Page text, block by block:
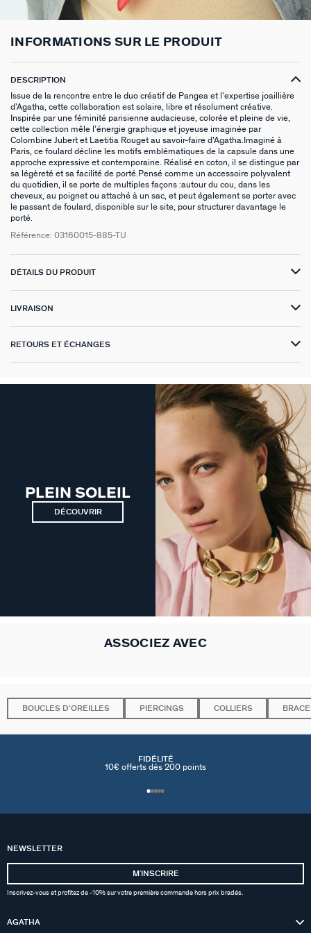
SET DE 3
BOUCLES D'OREILLES ARGENTÉES
BOUCLES D'OREILLES DORÉES
EARCUFFS
COLLIERS DORÉS
COLLIERS ARGENTÉS
COLLIERS À COMPOSER
MONTRES
CHAÎNES DE CHEVILLE
BRACELETS DORÉS
BRACELETS ARGENTÉS
BOUCLES D'OREILLES COMPATIBLES
BRACELETS COMPATIBLES
COLLIERS COMPATIBLES
NOS LOOKS
PIERCINGS ARGENTÉS
NOS LOOKS
BIJOUX À COMPOSER
BRELOQUES ZODIAQUES
CADEAUX EN ARGENT VÉRITABLE
CADEAUX EN ACIER INOXYDABLE
PORTE CLÉS
TALISMANS
SACRE COEUR
ODÉON
CANDY
SAINT HONORÉ
GÉNÉRATION AGATHA
NOUS CONTACTER
FAQ
INFORMATIONS SUR LE PRODUIT
DESCRIPTION
Issue de la rencontre entre le duo créatif de Pangea et l’expertise joaillière
d’Agatha, cette collaboration est solaire, libre et résolument créative.
Inspirée par une féminité parisienne audacieuse, colorée et pleine de vie,
cette collection mêle l’énergie graphique et joyeuse imaginée par
Colombine Jubert et Laetitia Rouget au savoir-faire d’Agatha.Imaginé à
Paris, ce foulard décline les motifs emblématiques de la capsule dans une
approche expressive et contemporaine. Réalisé en coton, il se distingue par
sa légèreté et sa facilité de porté.Pensé comme un accessoire polyvalent
du quotidien, il se porte de multiples façons :autour du cou, dans les
cheveux, au poignet ou attaché à un sac, et peut également se porter avec
le passant de foulard, disponible sur le site, pour structurer davantage le
porté.
Référence: 03160015-885-TU
DÉTAILS DU PRODUIT
LIVRAISON
RETOURS ET ÉCHANGES
PLEIN SOLEIL
DÉCOUVRIR
ASSOCIEZ AVEC
BOUCLES D'OREILLES PIERCINGS COLLIERS
FIDÉLITÉ
10€ offerts dés 200 points
NEWSLETTER
MʼINSCRIRE
Inscrivez-vous et profitez de -10% sur votre première commande hors prix bradés.
AGATHA